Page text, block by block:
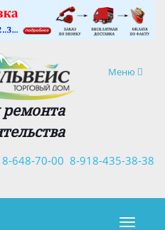
Навигация
Меню
ремонта
8-918-435-38-38
648-70-00
×